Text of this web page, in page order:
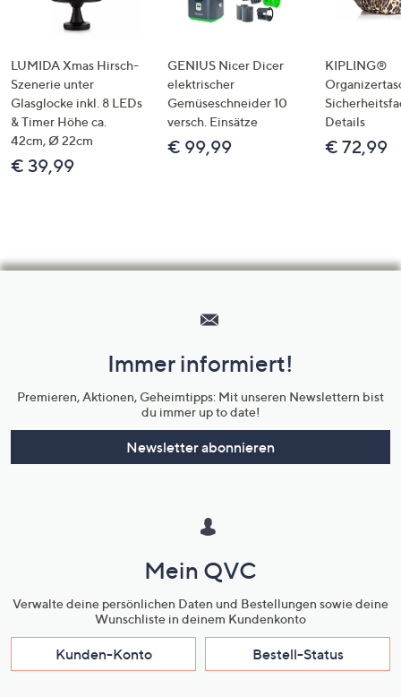
LUMIDA Xmas Hirsch-
Szenerie unter
Glasglocke inkl. 8 LEDs
& Timer Höhe ca.
42cm, Ø 22cm
€ 39,99
GENIUS Nicer Dicer
elektrischer
Gemüseschneider 10
versch. Einsätze
€ 99,99
KIPLING®
Details
€ 72,99
Unternehmensinformationen
Immer informiert!
Premieren, Aktionen, Geheimtipps: Mit unseren Newslettern bist
du immer up to date!
Newsletter abonnieren
Mein QVC
Verwalte deine persönlichen Daten und Bestellungen sowie deine
Wunschliste in deinem Kundenkonto
Kunden-Konto Bestell-Status